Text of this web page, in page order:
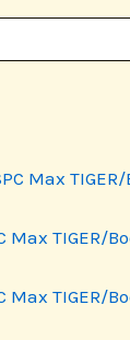
Max TIGER/
Max TIGER/